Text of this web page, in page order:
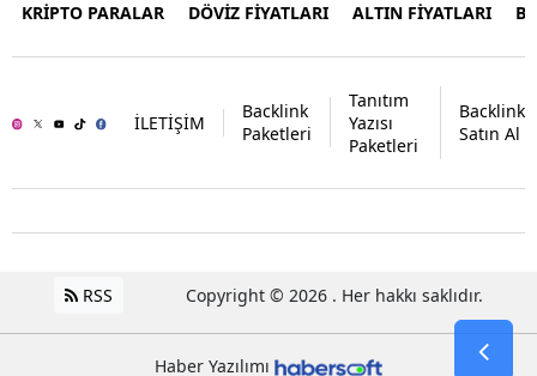
KRİPTO PARALAR DÖVİZ FİYATLARI ALTIN FİYATLARI
İLETİŞİM
Backlink
Paketleri
Tanıtım
Yazısı
Paketleri
Backlink
Satın Al
RSS Copyright © 2026 . Her hakkı saklıdır.
Haber Yazılımı